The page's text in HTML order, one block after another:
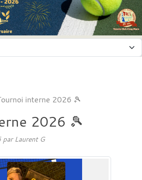
interne 2026 🎾
2026 🎾
par Laurent G
cookies